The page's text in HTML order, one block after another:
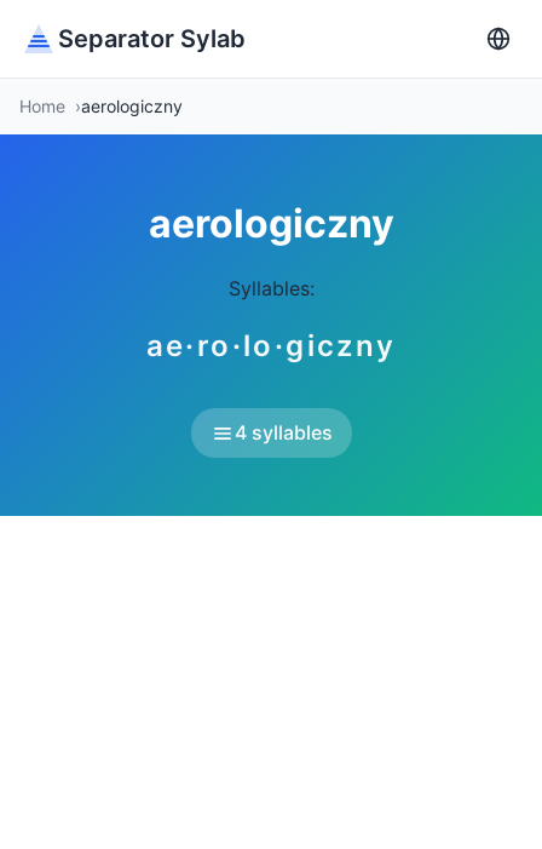
Separator Sylab
Home aerologiczny
aerologiczny
Syllables:
ae·ro·lo·giczny
4 syllables